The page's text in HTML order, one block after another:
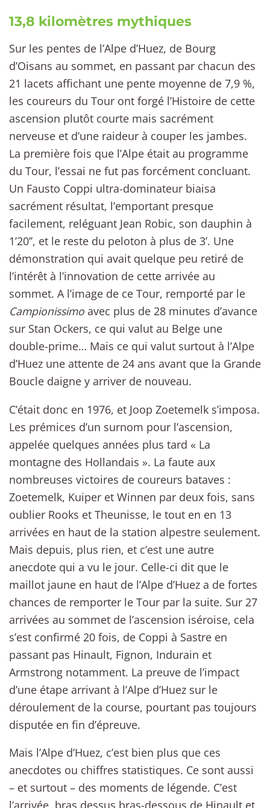
13,8 kilomètres mythiques
Sur les pentes de l’Alpe d’Huez, de Bourg
d’Oisans au sommet, en passant par chacun des
21 lacets affichant une pente moyenne de 7,9 %,
les coureurs du Tour ont forgé l’Histoire de cette
ascension plutôt courte mais sacrément
nerveuse et d’une raideur à couper les jambes.
La première fois que l’Alpe était au programme
du Tour, l’essai ne fut pas forcément concluant.
Un Fausto Coppi ultra-dominateur biaisa
sacrément résultat, l’emportant presque
facilement, reléguant Jean Robic, son dauphin à
1’20’’, et le reste du peloton à plus de 3’. Une
démonstration qui avait quelque peu retiré de
l’intérêt à l’innovation de cette arrivée au
sommet. A l’image de ce Tour, remporté par le
Campionissimo avec plus de 28 minutes d’avance
sur Stan Ockers, ce qui valut au Belge une
double-prime… Mais ce qui valut surtout à l’Alpe
d’Huez une attente de 24 ans avant que la Grande
Boucle daigne y arriver de nouveau.
C’était donc en 1976, et Joop Zoetemelk s’imposa.
Les prémices d’un surnom pour l’ascension,
appelée quelques années plus tard « La
montagne des Hollandais ». La faute aux
nombreuses victoires de coureurs bataves :
Zoetemelk, Kuiper et Winnen par deux fois, sans
oublier Rooks et Theunisse, le tout en en 13
arrivées en haut de la station alpestre seulement.
Mais depuis, plus rien, et c’est une autre
anecdote qui a vu le jour. Celle-ci dit que le
maillot jaune en haut de l’Alpe d’Huez a de fortes
chances de remporter le Tour par la suite. Sur 27
arrivées au sommet de l’ascension iséroise, cela
s’est confirmé 20 fois, de Coppi à Sastre en
passant pas Hinault, Fignon, Indurain et
Armstrong notamment. La preuve de l’impact
d’une étape arrivant à l’Alpe d’Huez sur le
déroulement de la course, pourtant pas toujours
disputée en fin d’épreuve.
Mais l’Alpe d’Huez, c’est bien plus que ces
anecdotes ou chiffres statistiques. Ce sont aussi
– et surtout – des moments de légende. C’est